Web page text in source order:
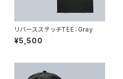
リバースステッチTEE：Gray
¥5,500